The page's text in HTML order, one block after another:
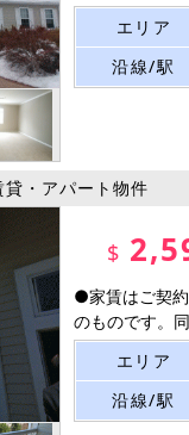
エリア
沿線/駅
・アパート物件
$
●家賃はご契
のものです。
エリア
沿線/駅